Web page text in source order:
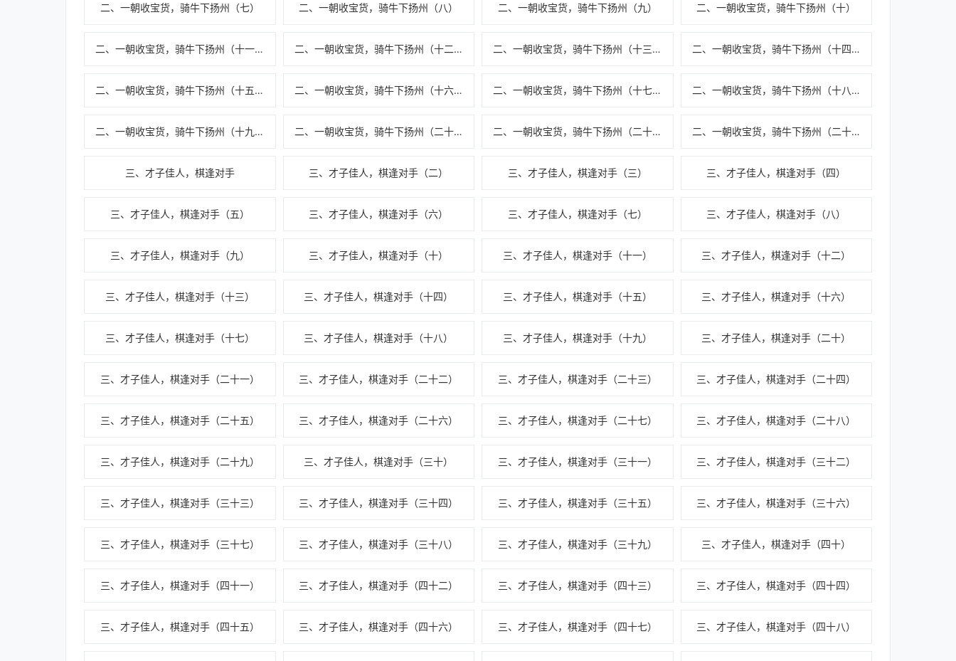
二、一朝收宝货，骑牛下扬州（七） 二、一朝收宝货，骑牛下扬州（八） 二、一朝收宝货，骑牛下扬州（九） 二、一朝收宝货，骑牛下扬州（十）
二、一朝收宝货，骑牛下扬州（十一） 二、一朝收宝货，骑牛下扬州（十二） 二、一朝收宝货，骑牛下扬州（十三） 二、一朝收宝货，骑牛下扬州（十四）
二、一朝收宝货，骑牛下扬州（十五） 二、一朝收宝货，骑牛下扬州（十六） 二、一朝收宝货，骑牛下扬州（十七） 二、一朝收宝货，骑牛下扬州（十八）
二、一朝收宝货，骑牛下扬州（十九） 二、一朝收宝货，骑牛下扬州（二十） 二、一朝收宝货，骑牛下扬州（二十一） 二、一朝收宝货，骑牛下扬州（二十二）
三、才子佳人，棋逢对手 三、才子佳人，棋逢对手（二） 三、才子佳人，棋逢对手（三） 三、才子佳人，棋逢对手（四）
三、才子佳人，棋逢对手（五） 三、才子佳人，棋逢对手（六） 三、才子佳人，棋逢对手（七） 三、才子佳人，棋逢对手（八）
三、才子佳人，棋逢对手（九） 三、才子佳人，棋逢对手（十） 三、才子佳人，棋逢对手（十一） 三、才子佳人，棋逢对手（十二）
三、才子佳人，棋逢对手（十三） 三、才子佳人，棋逢对手（十四） 三、才子佳人，棋逢对手（十五） 三、才子佳人，棋逢对手（十六）
三、才子佳人，棋逢对手（十七） 三、才子佳人，棋逢对手（十八） 三、才子佳人，棋逢对手（十九） 三、才子佳人，棋逢对手（二十）
三、才子佳人，棋逢对手（二十一） 三、才子佳人，棋逢对手（二十二） 三、才子佳人，棋逢对手（二十三） 三、才子佳人，棋逢对手（二十四）
三、才子佳人，棋逢对手（二十五） 三、才子佳人，棋逢对手（二十六） 三、才子佳人，棋逢对手（二十七） 三、才子佳人，棋逢对手（二十八）
三、才子佳人，棋逢对手（二十九） 三、才子佳人，棋逢对手（三十） 三、才子佳人，棋逢对手（三十一） 三、才子佳人，棋逢对手（三十二）
三、才子佳人，棋逢对手（三十三） 三、才子佳人，棋逢对手（三十四） 三、才子佳人，棋逢对手（三十五） 三、才子佳人，棋逢对手（三十六）
三、才子佳人，棋逢对手（三十七） 三、才子佳人，棋逢对手（三十八） 三、才子佳人，棋逢对手（三十九） 三、才子佳人，棋逢对手（四十）
三、才子佳人，棋逢对手（四十一） 三、才子佳人，棋逢对手（四十二） 三、才子佳人，棋逢对手（四十三） 三、才子佳人，棋逢对手（四十四）
三、才子佳人，棋逢对手（四十五） 三、才子佳人，棋逢对手（四十六） 三、才子佳人，棋逢对手（四十七） 三、才子佳人，棋逢对手（四十八）